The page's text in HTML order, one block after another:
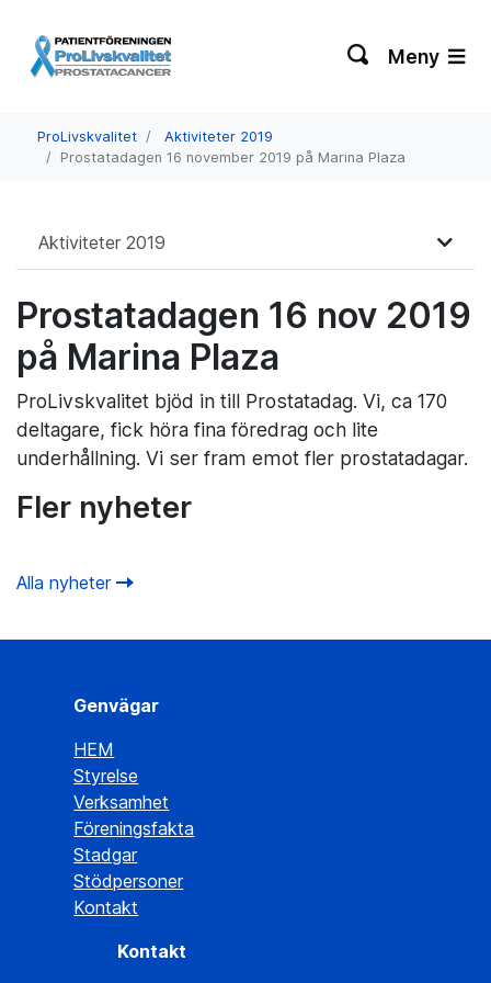
Meny
ProLivskvalitet
Aktiviteter 2019
Prostatadagen 16 november 2019 på Marina Plaza
Aktiviteter 2019
Prostatadagen 16 nov 2019
på Marina Plaza
ProLivskvalitet bjöd in till Prostatadag. Vi, ca 170
deltagare, fick höra fina föredrag och lite
underhållning. Vi ser fram emot fler prostatadagar.
Fler nyheter
Alla nyheter
Genvägar
HEM
Styrelse
Verksamhet
Föreningsfakta
Stadgar
Stödpersoner
Kontakt
Kontakt